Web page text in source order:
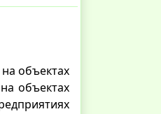
объектах
объектах